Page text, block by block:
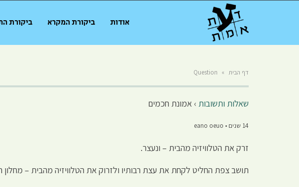
אודות ביקורת המקרא ביקורת
דף הבית »
Question
שאלות ותשובות › אמונת חכמים
14 שנים • eano oeuo
זרק את הטלוויזיה מהבית – ונעצר.
תושב צפת החליט לקחת את עצת רבותיו ולזרוק את הטלוויזיה מהבית –